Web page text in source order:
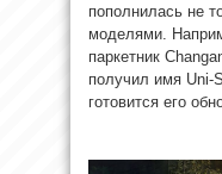
пополнилась не
моделями.
паркетник
получил имя Uni-
готовится его